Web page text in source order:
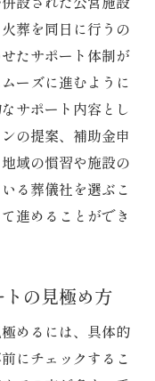
ートの流れ
儀式場の選択
びの視点
相談活用法
談の進め方
ト事前相談
相談の重要性
ートとは
サポート制度
い葬儀知識
葬を同日に行うの
たサポート体制が
ーズに進むように
サポート内容とし
の提案、補助金申
域の慣習や施設の
る葬儀社を選ぶこ
進めることができ
の見極め方
めるには、具体的
にチェックするこ